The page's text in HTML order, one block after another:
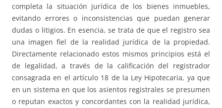
completa la situación jurídica de los bienes inmuebles,
evitando errores o inconsistencias que puedan generar
dudas o litigios. En esencia, se trata de que el registro sea
una imagen fiel de la realidad jurídica de la propiedad.
Directamente relacionado estos mismos principios está el
de legalidad, a través de la calificación del registrador
consagrada en el artículo 18 de la Ley Hipotecaria, ya que
en un sistema en que los asientos registrales se presumen
o reputan exactos y concordantes con la realidad jurídica,